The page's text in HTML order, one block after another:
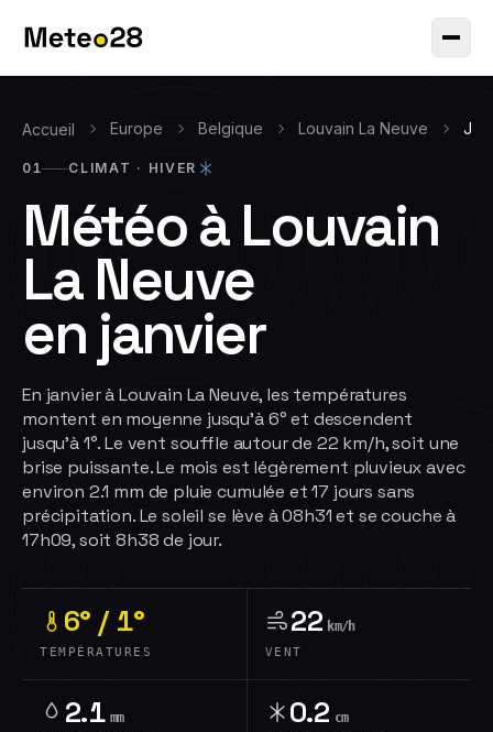
Accueil Europe Belgique Louvain La Neuve
01 CLIMAT · HIVER
Météo àLouvain
La Neuve
en janvier
En janvier à Louvain La Neuve, les températures
montent en moyenne jusqu'à 6° et descendent
jusqu'à 1°. Le vent souffle autour de 22 km/h, soit une
brise puissante. Le mois est légèrement pluvieux avec
environ 2.1 mm de pluie cumulée et 17 jours sans
précipitation. Le soleil se lève à 08h31 et se couche à
17h09, soit 8h38 de jour.
6° / 1°
TEMPÉRATURES
22 km/h
VENT
2.1 mm 0.2 cm